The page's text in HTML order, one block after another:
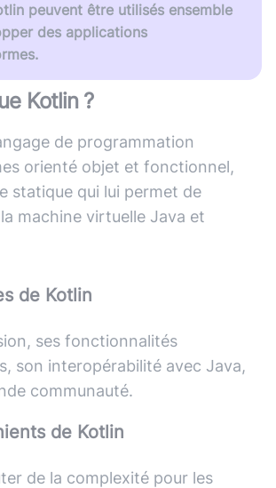
peuvent être utilisés ensemble
des applications
Kotlin?
de programmation
orienté objet et fonctionnel,
statique qui lui permet de
machine virtuelle Java et
de Kotlin
ses fonctionnalités
son interopérabilité avec Java,
communauté.
de Kotlin
de la complexité pour les